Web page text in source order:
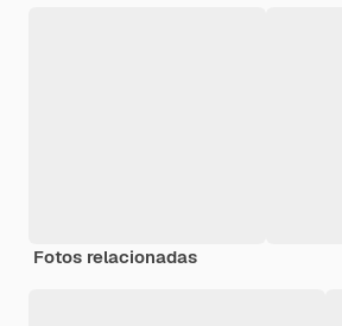
Fotos relacionadas